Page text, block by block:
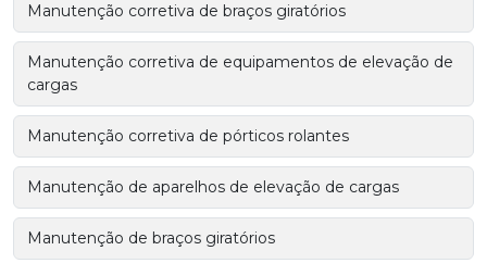
Manutenção corretiva de braços giratórios
Manutenção corretiva de equipamentos de elevação de
cargas
Manutenção corretiva de pórticos rolantes
Manutenção de aparelhos de elevação de cargas
Manutenção de braços giratórios